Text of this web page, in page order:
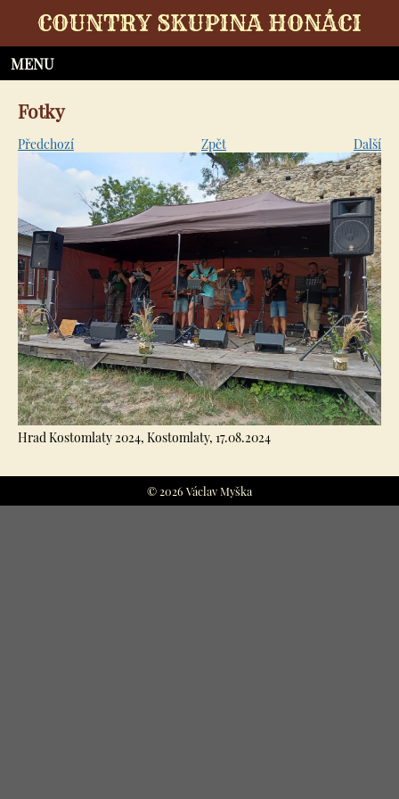
COUNTRY SKUPINA HONÁCI
Fotky
Předchozí Zpět Další
Hrad Kostomlaty 2024, Kostomlaty, 17.08.2024
© 2026 Václav Myška